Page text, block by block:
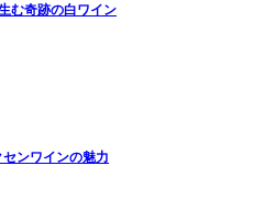
む奇跡の白ワイン
ンワインの魅力